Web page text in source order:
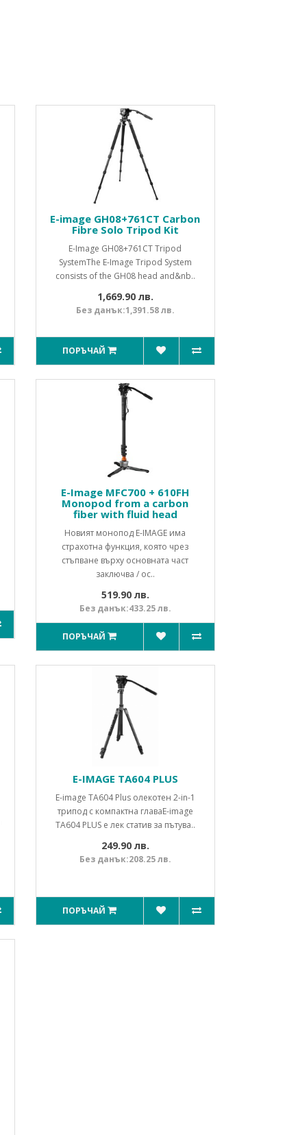
E-image GH08+761CT Carbon
Fibre Solo Tripod Kit
E-Image GH08+761CT Tripod
SystemThe E-Image Tripod System
consists of the GH08 head and&nb..
1,669.90 лв.
Без данък:1,391.58 лв.
ПОРЪЧАЙ
E-Image MFC700 + 610FH
Monopod from a carbon
fiber with fluid head
Новият монопод E-IMAGE има
страхотна функция, която чрез
стъпване върху основната част
заключва / ос..
519.90 лв.
Без данък:433.25 лв.
ПОРЪЧАЙ
E-IMAGE TA604 PLUS
E-image TA604 Plus олекотен 2-in-1
трипод с компактна главаE-image
TA604 PLUS е лек статив за пътува..
249.90 лв.
Без данък:208.25 лв.
ПОРЪЧАЙ